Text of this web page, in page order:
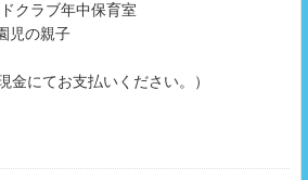
ラブ年中保育室
の親子
にてお支払いください。）